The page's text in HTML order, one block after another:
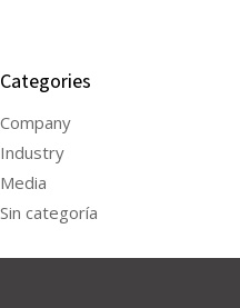
Categories
Company
Industry
Media
Sin categoría